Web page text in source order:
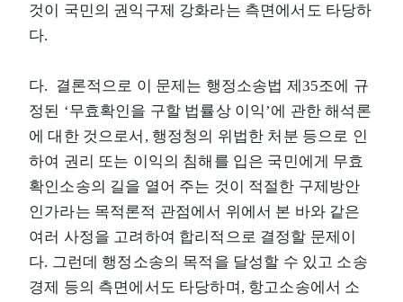
것이 국민의 권익구제 강화라는 측면에서도 타당하
다.
다. 결론적으로 이 문제는 행정소송법 제35조에 규
정된 ‘무효확인을 구할 법률상 이익’에 관한 해석론
에 대한 것으로서, 행정청의 위법한 처분 등으로 인
하여 권리 또는 이익의 침해를 입은 국민에게 무효
확인소송의 길을 열어 주는 것이 적절한 구제방안
인가라는 목적론적 관점에서 위에서 본 바와 같은
여러 사정을 고려하여 합리적으로 결정할 문제이
다. 그런데 행정소송의 목적을 달성할 수 있고 소송
경제 등의 측면에서도 타당하며, 항고소송에서 소